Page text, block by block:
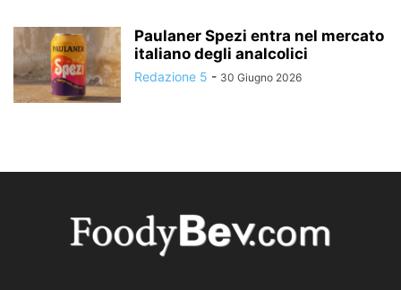
Paulaner Spezi entra nel mercato
italiano degli analcolici
Redazione 5 - 30 Giugno 2026